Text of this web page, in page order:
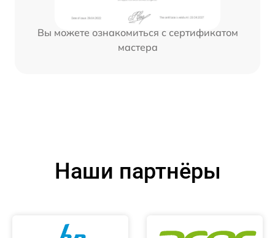
Вы можете ознакомиться с сертификатом
мастера
Наши партнёры